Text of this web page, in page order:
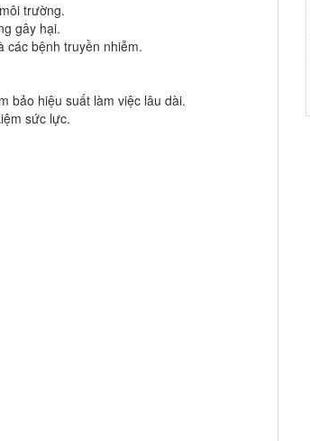
trường.
gây hại.
các bệnh truyền nhiễm.
bảo hiệu suất làm việc lâu dài.
sức lực.